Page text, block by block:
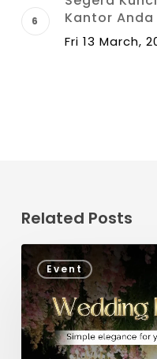
Kantor Anda
Fri 13 March,
Related Posts
Event